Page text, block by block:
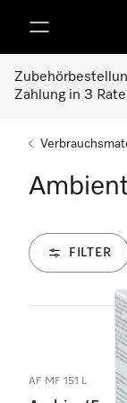
Zahlung in 3
FILTER
AF MF 151 L